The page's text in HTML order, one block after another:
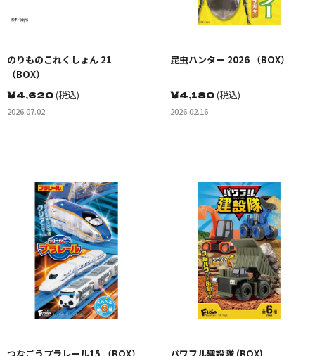
のりものこれくしょん 21
（BOX）
￥4,620(税込)
2026.07.02
昆虫ハンター 2026 （BOX）
￥4,180(税込)
2026.02.16